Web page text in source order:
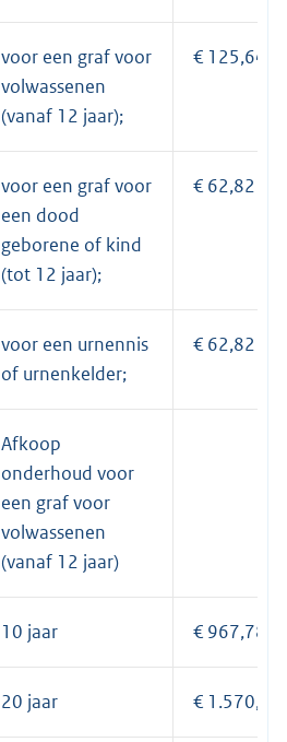
voor een graf voor
volwassenen
(vanaf 12 jaar);
€ 125,64
voor een graf voor
een dood
geborene of kind
(tot 12 jaar);
€ 62,82
voor een urnennis
of urnenkelder;
€ 62,82
Afkoop
onderhoud voor
een graf voor
volwassenen
(vanaf 12 jaar)
10 jaar € 967,78
20 jaar € 1.570,52